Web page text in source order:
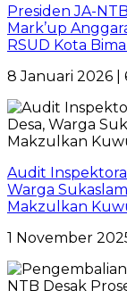
Presiden JA-
Mark’up
RSUD Kota
8 Januari 2026 |
Audit
Warga
Makzulkan
1 November